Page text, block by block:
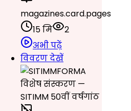
magazines.card.pages
15 मि
2
अभी पढ़ें
विवरण देखें